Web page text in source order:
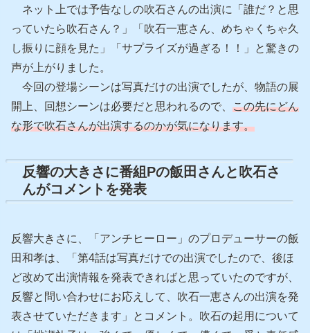
ネット上では予告なしの吹石さんの出演に「誰だ？と思
っていたら吹石さん？」「吹石一恵さん、めちゃくちゃ久
し振りに顔を見た」「サプライズが過ぎる！！」と驚きの
声が上がりました。
今回の登場シーンは写真だけの出演でしたが、物語の展
開上、回想シーンは必要だと思われるので、 この先にどん
な形で吹石さんが出演するのかが気になります。
反響の大きさに番組Pの飯田さんと吹石さ
んがコメントを発表
反響大きさに、「アンチヒーロー」のプロデューサーの飯
田和孝は、「第4話は写真だけでの出演でしたので、後ほ
ど改めて出演情報を発表できればと思っていたのですが、
反響と問い合わせにお応えして、吹石一恵さんの出演を発
表させていただきます」とコメント。吹石の起用について